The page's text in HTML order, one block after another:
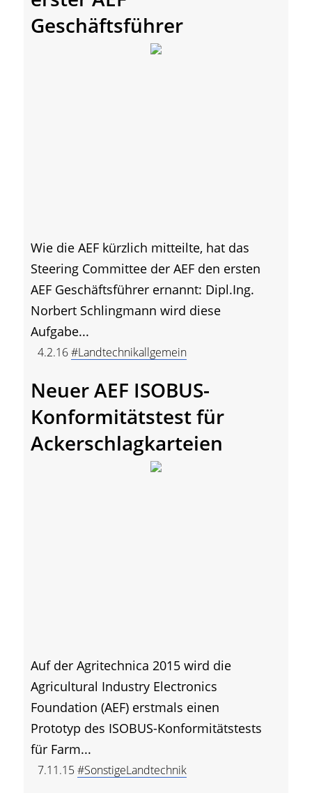
Geschäftsführer
Wie die AEF kürzlich mitteilte, hat das
Steering Committee der AEF den ersten
AEF Geschäftsführer ernannt: Dipl.Ing.
Norbert Schlingmann wird diese
Aufgabe...
4.2.16#Landtechnikallgemein
Neuer AEF ISOBUS-
Konformitätstest für
Ackerschlagkarteien
Auf der Agritechnica 2015 wird die
Agricultural Industry Electronics
Foundation (AEF) erstmals einen
Prototyp des ISOBUS-Konformitätstests
für Farm...
7.11.15#SonstigeLandtechnik